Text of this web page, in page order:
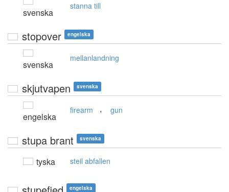
svenska
stanna till
stopover engelska
svenska
mellanlandning
skjutvapen svenska
engelska
firearm , gun
stupa brant svenska
tyska steil abfallen
engelska